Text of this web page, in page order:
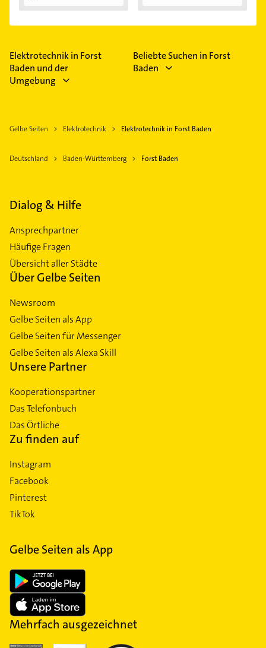
Elektrotechnik in Forst
Baden und der
Umgebung
Beliebte Suchen in Forst
Baden
Gelbe Seiten Elektrotechnik Elektrotechnik in Forst Baden
Deutschland Baden-Württemberg Forst Baden
Dialog & Hilfe
Ansprechpartner
Häufige Fragen
Übersicht aller Städte
Über Gelbe Seiten
Newsroom
Gelbe Seiten als App
Gelbe Seiten für Messenger
Gelbe Seiten als Alexa Skill
Unsere Partner
Kooperationspartner
Das Telefonbuch
Das Örtliche
Zu finden auf
Instagram
Facebook
Pinterest
TikTok
Gelbe Seiten als App
Mehrfach ausgezeichnet